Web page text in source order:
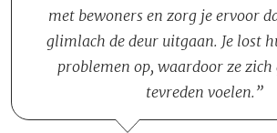
met bewoners en zorg je ervoor
glimlach de deur uitgaan. Je lost
problemen op, waardoor ze zich
tevreden voelen.